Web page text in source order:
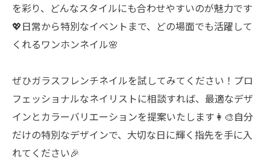
を彩り、どんなスタイルにも合わせやすいのが魅力です
💖日常から特別なイベントまで、どの場面でも活躍して
くれるワンホンネイル🌸
ぜひガラスフレンチネイルを試してみてください！プロ
フェッショナルなネイリストに相談すれば、最適なデザ
インとカラーバリエーションを提案いたします👩‍🎨自分
だけの特別なデザインで、大切な日に輝く指先を手に入
れてください🎉